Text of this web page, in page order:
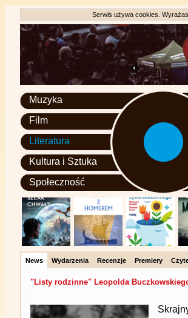
Serwis używa cookies.
Muzyka
Film
Literatura
Kultura i Sztuka
Społeczność
News Wydarzenia Recenzje Premiery
"Listy rodzinne" Leopolda